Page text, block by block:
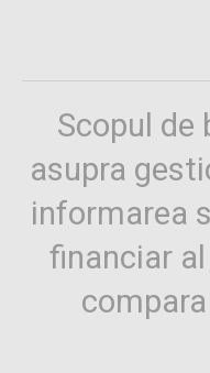
Scopul de
asupra
informarea
financiar